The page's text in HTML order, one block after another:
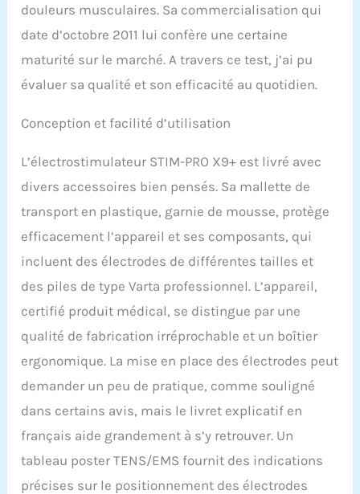
douleurs musculaires. Sa commercialisation qui
date d’octobre 2011 lui confère une certaine
maturité sur le marché. A travers ce test, j’ai pu
évaluer sa qualité et son efficacité au quotidien.
Conception et facilité d’utilisation
L’électrostimulateur STIM-PRO X9+ est livré avec
divers accessoires bien pensés. Sa mallette de
transport en plastique, garnie de mousse, protège
efficacement l’appareil et ses composants, qui
incluent des électrodes de différentes tailles et
des piles de type Varta professionnel. L’appareil,
certifié produit médical, se distingue par une
qualité de fabrication irréprochable et un boîtier
ergonomique. La mise en place des électrodes peut
demander un peu de pratique, comme souligné
dans certains avis, mais le livret explicatif en
français aide grandement à s’y retrouver. Un
tableau poster TENS/EMS fournit des indications
précises sur le positionnement des électrodes